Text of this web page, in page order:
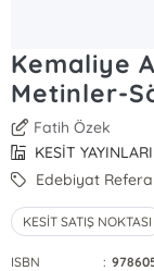
Kemaliye
Metinler-
Fatih Özek
KESİT YAYINLARI
Edebiyat
KESİT SATIŞ NOKTASI
ISBN :